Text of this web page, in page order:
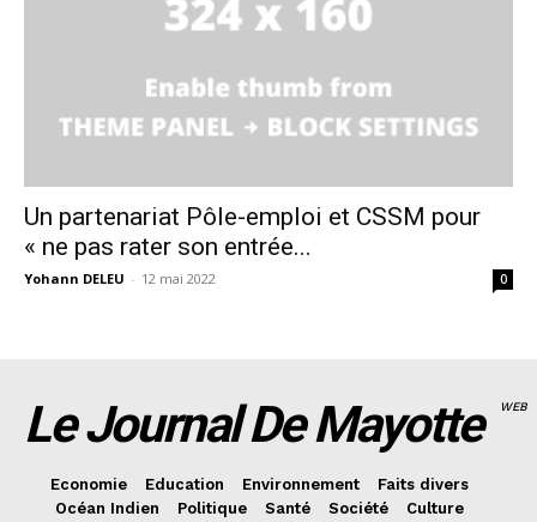
Un partenariat Pôle-emploi et CSSM pour
« ne pas rater son entrée...
Yohann DELEU - 12 mai 2022 0
Le Journal De Mayotte WEB
Economie Education Environnement
Faits divers
Océan Indien
Politique Santé Société
Culture